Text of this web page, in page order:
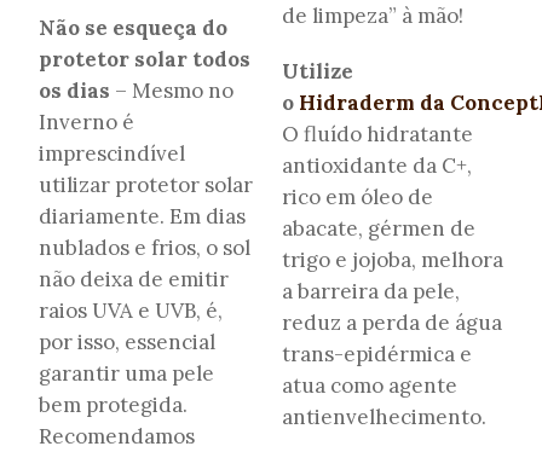
Não se esqueça do
protetor solar todos
os dias – Mesmo no
Inverno é
imprescindível
utilizar protetor solar
diariamente. Em dias
nublados e frios, o sol
não deixa de emitir
raios UVA e UVB, é,
por isso, essencial
garantir uma pele
bem protegida.
Recomendamos
de limpeza” à mão!
Utilize
o Hidraderm da
O fluído hidratante
antioxidante da C+,
rico em óleo de
abacate, gérmen de
trigo e jojoba, melhora
a barreira da pele,
reduz a perda de água
trans-epidérmica e
atua como agente
antienvelhecimento.